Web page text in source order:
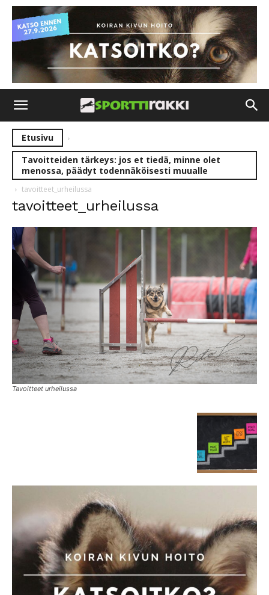
Etusivu
Tavoitteiden tärkeys: jos et tiedä, minne olet
menossa, päädyt todennäköisesti muualle
tavoitteet_urheilussa
tavoitteet_urheilussa
Tavoitteet urheilussa